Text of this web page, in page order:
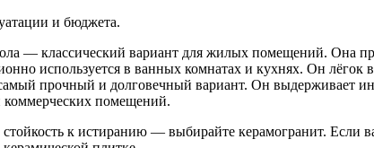
и бюджета.
— классический вариант для жилых помещений. Она
используется в ванных комнатах и кухнях. Он лёгок
прочный и долговечный вариант. Он выдерживает
коммерческих помещений.
к истиранию — выбирайте керамогранит.